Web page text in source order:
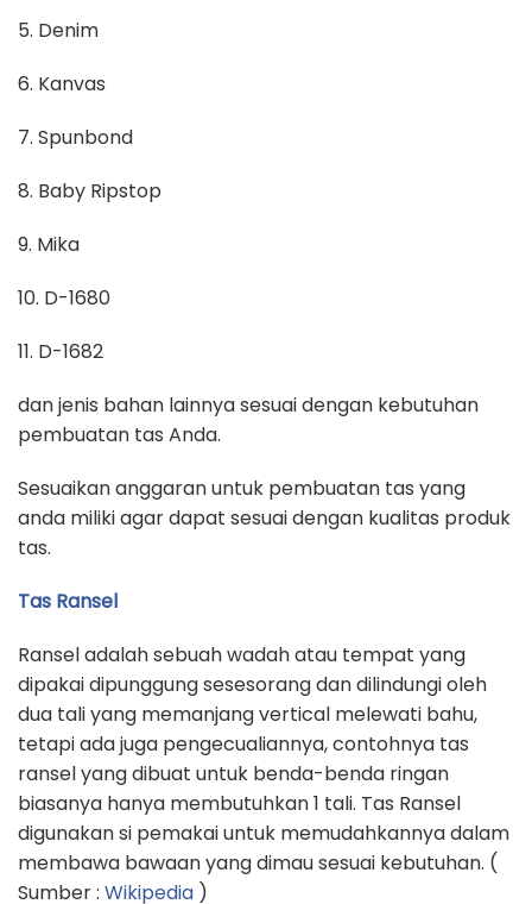
5. Denim
6. Kanvas
7. Spunbond
8. Baby Ripstop
9. Mika
10. D-1680
11. D-1682
dan jenis bahan lainnya sesuai dengan kebutuhan
pembuatan tas Anda.
Sesuaikan anggaran untuk pembuatan tas yang
anda miliki agar dapat sesuai dengan kualitas produk
tas.
Tas Ransel
Ransel adalah sebuah wadah atau tempat yang
dipakai dipunggung sesesorang dan dilindungi oleh
dua tali yang memanjang vertical melewati bahu,
tetapi ada juga pengecualiannya, contohnya tas
ransel yang dibuat untuk benda-benda ringan
biasanya hanya membutuhkan 1 tali. Tas Ransel
digunakan si pemakai untuk memudahkannya dalam
membawa bawaan yang dimau sesuai kebutuhan. (
Sumber : Wikipedia )